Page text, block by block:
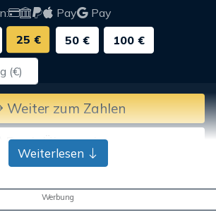
Pay
Pay
25 € 50 € 100 €
Weiter zum Zahlen
Bank-Überweisung
Weiterlesen
Werbung